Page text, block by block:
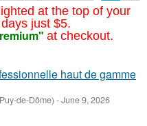
at the top of your
just $5.
at checkout.
haut de gamme
de-Dôme) -June 9, 2026